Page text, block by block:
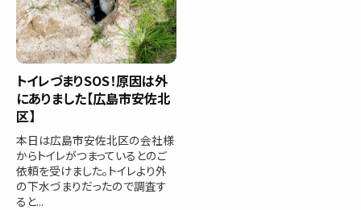
トイレづまりSOS！原因は外
にありました【広島市安佐北
区】
本日は広島市安佐北区の会社様
からトイレがつまっているとのご
依頼を受けました。トイレより外
の下水づまりだったので調査す
ると...